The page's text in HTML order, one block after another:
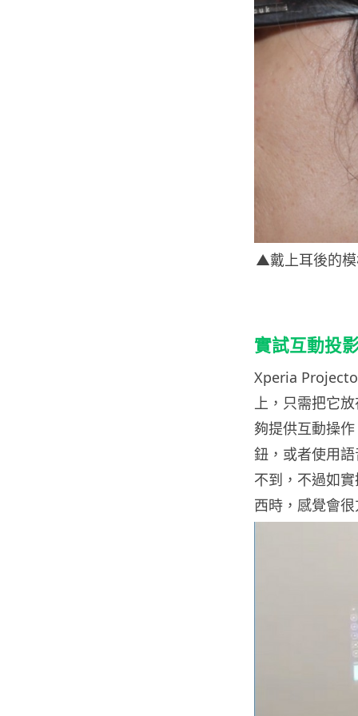
▲戴上耳後的
實試互動投
Xperia
上，只需把它
夠提供互動操
鈕，或者使用
不到，不過如
西時，感覺會